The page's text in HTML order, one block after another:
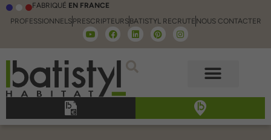
FABRIQUÉ EN FRANCE
PROFESSIONNELSPRESCRIPTEURSBATISTYL RECRUTE NOUS CONTACTER